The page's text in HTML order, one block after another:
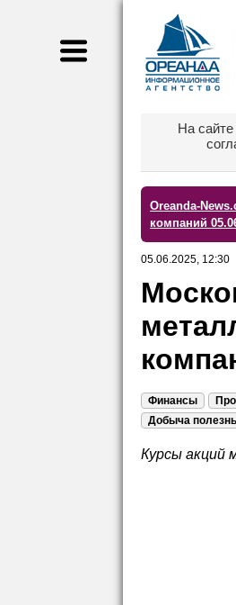
На
Oreanda-
компаний
05.06.2025, 12:30
Финансы
Добыча
Курсы акций